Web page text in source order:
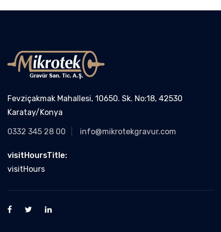
Fevziçakmak Mahallesi, 10650. Sk. No:18, 42530
Karatay/Konya
0332 345 28 00 info@mikrotekgravur.com
visitHoursTitle:
visitHours